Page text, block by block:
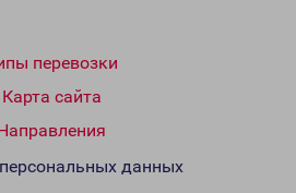
перевозки
Карта сайта
данных